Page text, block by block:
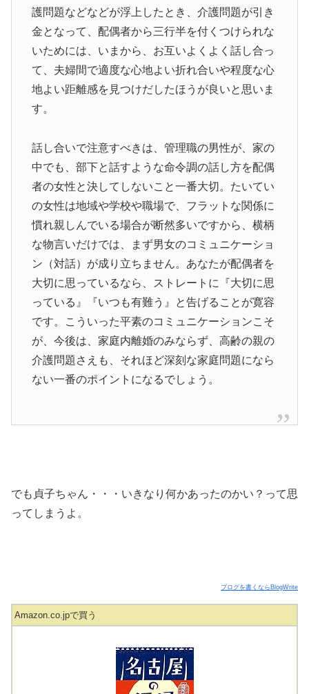
護問題などなどが浮上したとき、介護問題が引き
金となって、配偶者から三行半を付くつけられな
いためには、いまから、お互いよくよく話し合っ
て、夫婦間で適度な心地よい折れ合いや程度な心
地よい距離感を見つけだしたほうが良いと思いま
す。
話し合いで注意すべきは、管理職の男性が、家の
中でも、部下と話すような命令調の話し方を配偶
者の女性と決してしないこと一番大切。たいてい
の女性は地域や学校や職場で、フラットな関係に
慣れ親しんでいる場合が断然多いですから、横柄
な物言いだけでは、まず男女のコミュニケーショ
ン（対話）が成り立ちません。あなたが配偶者を
大切に思っているなら、ストレートに『大切に思
っている』『いつも有難う』と告げることが寛容
です。こういった平素のコミュニケーションこそ
が、今後は、家庭内離婚のみならず、高齢の親の
介護問題さえも、それほど深刻な家庭問題になら
ない一番のポイントになるでしょう。
でも貞子ちゃん・・・いきなり何かあったのかい？って思
ってしまうよ。
ブログを書くならBlogWrite
Amazon.co.jpで買う